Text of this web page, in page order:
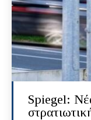
Spiegel: